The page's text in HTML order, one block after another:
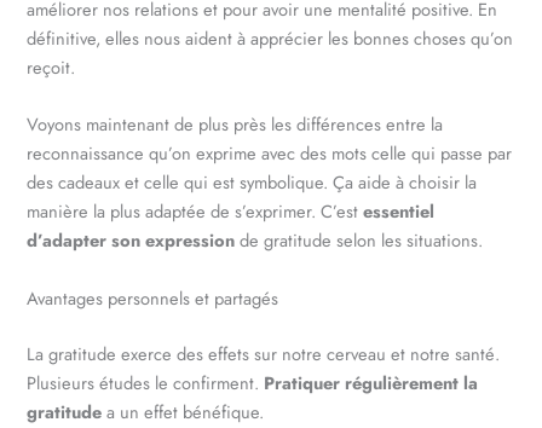
améliorer nos relations et pour avoir une mentalité positive. En
définitive, elles nous aident à apprécier les bonnes choses qu’on
reçoit.
Voyons maintenant de plus près les différences entre la
reconnaissance qu’on exprime avec des mots celle qui passe par
des cadeaux et celle qui est symbolique. Ça aide à choisir la
manière la plus adaptée de s’exprimer. C’estessentiel
d’adapter son expressionde gratitude selon les situations.
Avantages personnels et partagés
La gratitude exerce des effets sur notre cerveau et notre santé.
Plusieurs études le confirment. Pratiquer régulièrement la
gratitudea un effet bénéfique.